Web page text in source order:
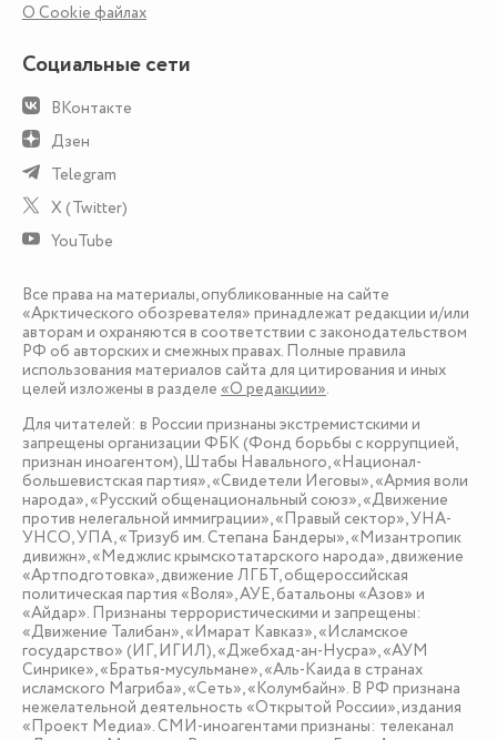
О Сookie файлах
Социальные сети
ВКонтакте
Дзен
Telegram
X (Twitter)
YouTube
Все права на материалы, опубликованные на сайте
«Арктического обозревателя» принадлежат редакции и/или
авторам и охраняются в соответствии с законодательством
РФ об авторских и смежных правах. Полные правила
использования материалов сайта для цитирования и иных
целей изложены в разделе «О редакции».
Для читателей: в России признаны экстремистскими и
запрещены организации ФБК (Фонд борьбы с коррупцией,
признан иноагентом), Штабы Навального, «Национал-
большевистская партия», «Свидетели Иеговы», «Армия воли
народа», «Русский общенациональный союз», «Движение
против нелегальной иммиграции», «Правый сектор», УНА-
УНСО, УПА, «Тризуб им. Степана Бандеры», «Мизантропик
дивижн», «Меджлис крымскотатарского народа», движение
«Артподготовка», движение ЛГБТ, общероссийская
политическая партия «Воля», АУЕ, батальоны «Азов» и
«Айдар». Признаны террористическими и запрещены:
«Движение Талибан», «Имарат Кавказ», «Исламское
государство» (ИГ, ИГИЛ), «Джебхад-ан-Нусра», «АУМ
Синрике», «Братья-мусульмане», «Аль-Каида в странах
исламского Магриба», «Сеть», «Колумбайн». В РФ признана
нежелательной деятельность «Открытой России», издания
«Проект Медиа». СМИ-иноагентами признаны: телеканал